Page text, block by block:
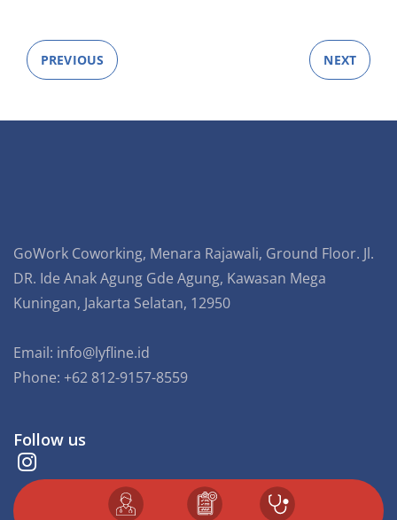
PREVIOUS NEXT
GoWork Coworking, Menara Rajawali, Ground Floor. Jl.
DR. Ide Anak Agung Gde Agung, Kawasan Mega
Kuningan, Jakarta Selatan, 12950
Email: info@lyfline.id
Phone: +62 812-9157-8559
Follow us